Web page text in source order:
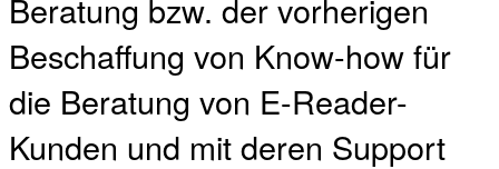
Beratung bzw. der vorherigen
Beschaffung von Know-how für
die Beratung von E-Reader-
Kunden und mit deren Support